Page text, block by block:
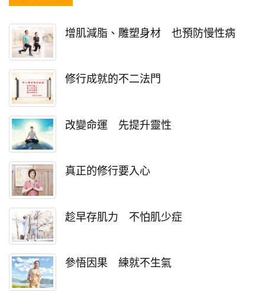
增肌減脂、雕塑身材 也預防慢性病
修行成就的不二法門
改變命運 先提升靈性
真正的修行要入心
趁早存肌力 不怕肌少症
參悟因果 練就不生氣